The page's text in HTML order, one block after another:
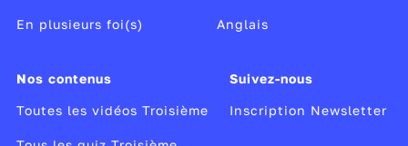
En plusieurs foi(s) Anglais
Nos contenus
Toutes les vidéos Troisième
Suivez-nous
Inscription Newsletter